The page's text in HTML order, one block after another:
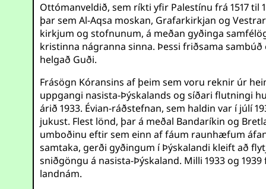
Ottómanveldið, sem ríkti yfir Palestínu frá 1517
þar sem Al-Aqsa moskan, Grafarkirkjan og
kirkjum og stofnunum, á meðan gyðinga
kristinna nágranna sinna. Þessi friðsama
helgað Guði.
Frásögn Kóransins af þeim sem voru reknir úr
uppgangi nasista-Þýskalands og síðari flutningi
árið 1933. Évian-ráðstefnan, sem haldin var í júlí
jukust. Flest lönd, þar á meðal Bandaríkin og
umboðinu eftir sem einn af fáum raunhæfum
samtaka, gerði gyðingum í Þýskalandi kleift að
sniðgöngu á nasista-Þýskaland. Milli 1933 og
landnám.